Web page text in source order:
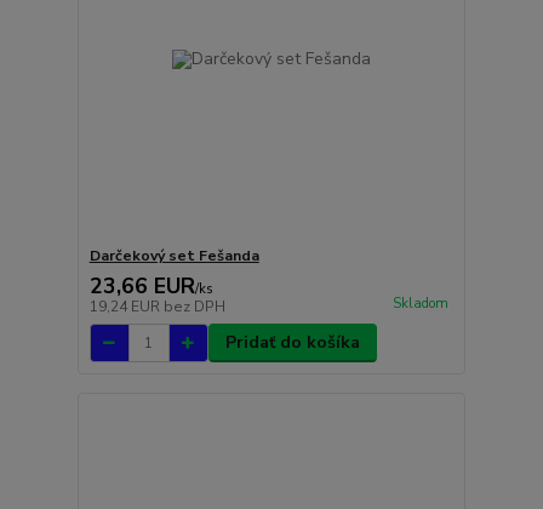
Darčekový set Fešanda
23,66 EUR/ks
19,24 EUR bez DPH Skladom
Pridať do košíka